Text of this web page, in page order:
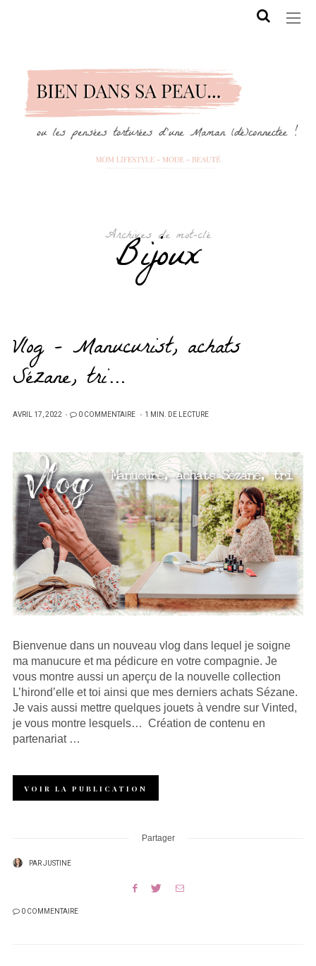
Archives de mot-clé
Bijoux
Vlog – Manucurist, achats
Sézane, tri…
PUBLIÉ
AVRIL 17, 2022 0 COMMENTAIRE 1 MIN. DE LECTURE
Bienvenue dans un nouveau vlog dans lequel je soigne
ma manucure et ma pédicure en votre compagnie. Je
vous montre aussi un aperçu de la nouvelle collection
L’hirond’elle et toi ainsi que mes derniers achats Sézane.
Je vais aussi mettre quelques jouets à vendre sur Vinted,
je vous montre lesquels… Création de contenu en
partenariat …
VOIR LA PUBLICATION
Partager
PARJUSTINE
0 COMMENTAIRE